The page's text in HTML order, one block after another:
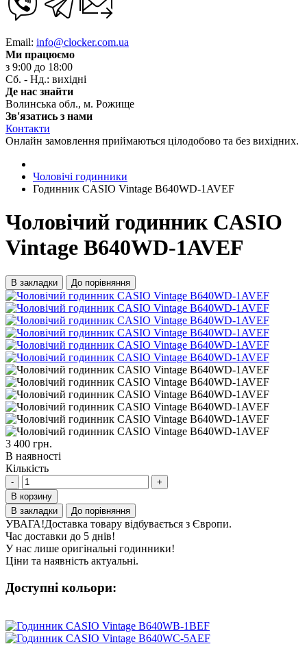
Email: info@clocker.com.ua
Ми працюємо
з 9:00 до 18:00
Сб. - Нд.: вихідні
Де нас знайти
Волинська обл., м. Рожище
Зв'язатись з нами
Контакти
Онлайн замовлення приймаються цілодобово та без вихідних.
Чоловічі годинники
Годинник CASIO Vintage B640WD-1AVEF
Чоловічий годинник CASIO
Vintage B640WD-1AVEF
В закладки До порівняння
3 400 грн.
В наявності
Кількість
-
+
В корзину
В закладки
До порівняння
УВАГА!Доставка товару відбувається з Європи.
Час доставки до 5 днів!
У нас лише оригінальні годинники!
Ціни та наявність актуальні.
Доступні кольори: